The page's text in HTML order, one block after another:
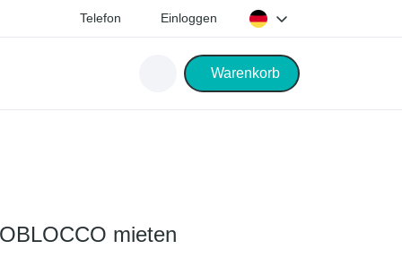
Telefon Einloggen
Warenkorb
mieten